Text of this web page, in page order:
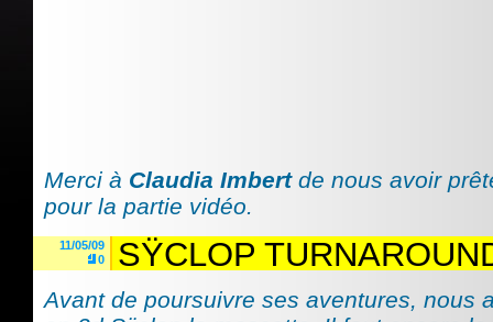
Merci à Claudia Imbertde nous avoir
pour la partie vidéo.
11/05/09
0
SŸCLOP
Avant de poursuivre ses aventures, nous